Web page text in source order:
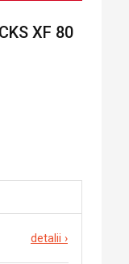
XF 80
detalii ›